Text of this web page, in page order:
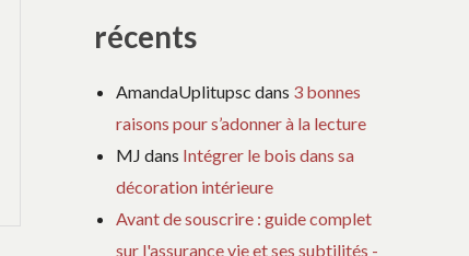
récents
AmandaUplitupsc dans 3 bonnes
raisons pour s’adonner à la lecture
MJ dans Intégrer le bois dans sa
décoration intérieure
Avant de souscrire : guide complet
sur l'assurance vie et ses subtilités -